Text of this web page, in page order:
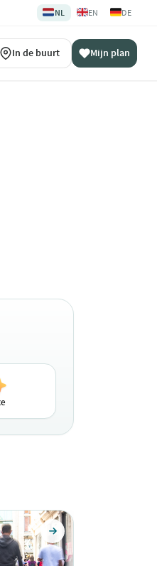
🇳🇱NL 🇬🇧EN 🇩🇪DE
In de buurt Mijn plan